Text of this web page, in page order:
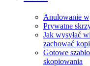
Anulowanie
Prywatne
Jak wysyłać
zachować
Gotowe
skopiowania